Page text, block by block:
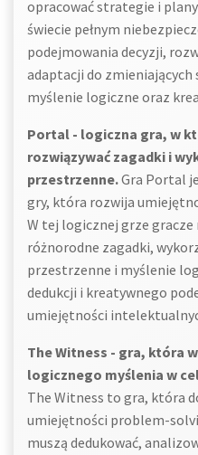
opracować strategie i
świecie pełnym
podejmowania decyzji,
adaptacji do
myślenie logiczne oraz
Portal - logiczna gra, w
rozwiązywać zagadki i
przestrzenne.Gra Portal
gry, która rozwija
W tej logicznej grze gracze
różnorodne zagadki,
przestrzenne i myślenie
dedukcji i kreatywnego
umiejętności
The Witness - gra, która
logicznego myślenia w
The Witness to gra, która
umiejętności problem-
muszą dedukować,